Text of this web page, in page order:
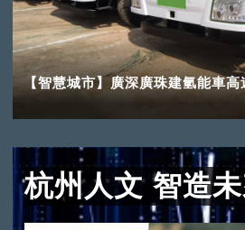
【智慧城市】廣深廣珠建氫能車
杭州人文 智造